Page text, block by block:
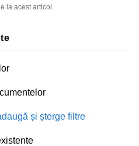
la acest articol.
și șterge filtre